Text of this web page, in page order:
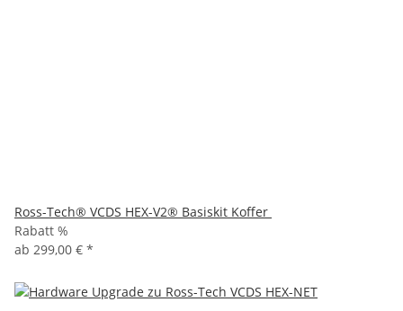
Ross-Tech® VCDS HEX-V2® Basiskit Koffer
Rabatt %
ab 299,00 € *